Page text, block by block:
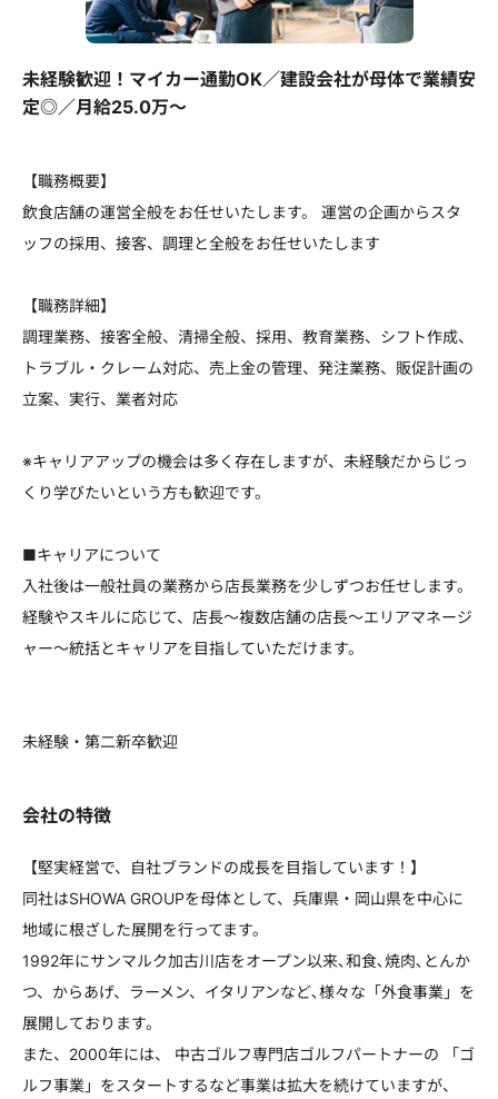
未経験歓迎！マイカー通勤OK／建設会社が母体で業績安
定◎／月給25.0万～
【職務概要】
飲食店舗の運営全般をお任せいたします。 運営の企画からスタ
ッフの採用、接客、調理と全般をお任せいたします
【職務詳細】
調理業務、接客全般、清掃全般、採用、教育業務、シフト作成、
トラブル・クレーム対応、売上金の管理、発注業務、販促計画の
立案、実行、業者対応
※キャリアアップの機会は多く存在しますが、未経験だからじっ
くり学びたいという方も歓迎です。
■キャリアについて
入社後は一般社員の業務から店長業務を少しずつお任せします。
経験やスキルに応じて、店長～複数店舗の店長～エリアマネージ
ャー～統括とキャリアを目指していただけます。
未経験・第二新卒歓迎
会社の特徴
【堅実経営で、自社ブランドの成長を目指しています！】
同社はSHOWA GROUPを母体として、兵庫県・岡山県を中心に
地域に根ざした展開を行ってます。
1992年にサンマルク加古川店をオープン以来､和食､焼肉､とんか
つ、からあげ、ラーメン、イタリアンなど､様々な「外食事業」を
展開しております。
また、2000年には、 中古ゴルフ専門店ゴルフパートナーの 「ゴ
ルフ事業」をスタートするなど事業は拡大を続けていますが、